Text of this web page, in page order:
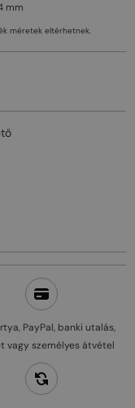
PayPal, banki utalás,
vagy személyes átvétel
mm
méretek eltérhetnek.